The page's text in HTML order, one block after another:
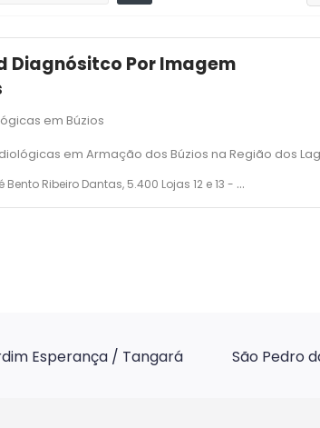
Diagnósitco Por Imagem
em Búzios
em Armação dos Búzios na Região dos
Dantas, 5.400 Lojas 12 e 13 - Manguinhos - Armação dos Búzios
Esperança / Tangará São Pedro